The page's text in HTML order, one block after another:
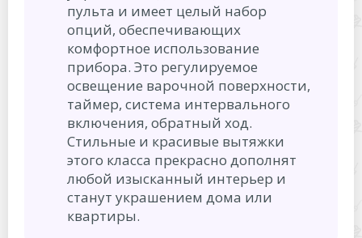
пульта и имеет целый набор
опций, обеспечивающих
комфортное использование
прибора. Это регулируемое
освещение варочной поверхности,
таймер, система интервального
включения, обратный ход.
Стильные и красивые вытяжки
этого класса прекрасно дополнят
любой изысканный интерьер и
станут украшением дома или
квартиры.